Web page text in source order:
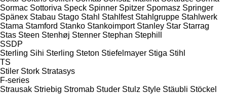
Sormac Sottoriva Speck Spinner Spitzer Spomasz Springer
Spänex Stabau Stago Stahl Stahlfest Stahlgruppe Stahlwerk
Stama Stamford Stanko Stankoimport Stanley Star Starrag
Stas Steen Stenhøj Stenner Stephan Stephill
SSDP
Sterling Sihi Sterling Steton Stiefelmayer Stiga Stihl
TS
Stiler Stork Stratasys
F-series
Strausak Striebig Stromab Studer Stulz Style Stäubli Stöckel